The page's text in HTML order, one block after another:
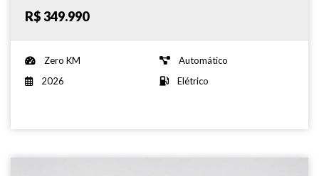
R$ 349.990
Zero KM
Automático
2026
Elétrico